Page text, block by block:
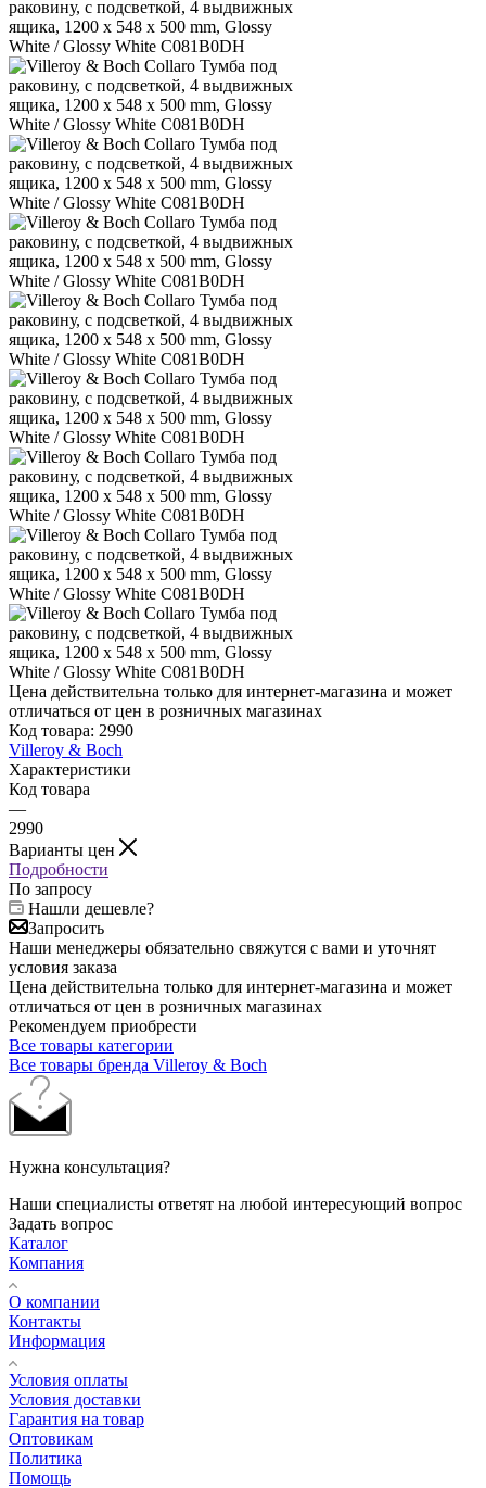
Цена действительна только для интернет-магазина и может
отличаться от цен в розничных магазинах
Код товара: 2990
Villeroy & Boch
Характеристики
Код товара
—
2990
Варианты цен
Подробности
По запросу
Нашли дешевле?
Запросить
Наши менеджеры обязательно свяжутся с вами и уточнят
условия заказа
Цена действительна только для интернет-магазина и может
отличаться от цен в розничных магазинах
Рекомендуем приобрести
Все товары категории
Все товары бренда Villeroy & Boch
Нужна консультация?
Наши специалисты ответят на любой интересующий вопрос
Задать вопрос
Каталог
Компания
О компании
Контакты
Информация
Условия оплаты
Условия доставки
Гарантия на товар
Оптовикам
Политика
Помощь